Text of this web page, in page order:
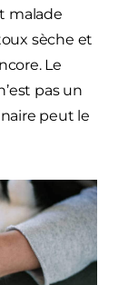
malade
sèche et
Le
pas un
peut le